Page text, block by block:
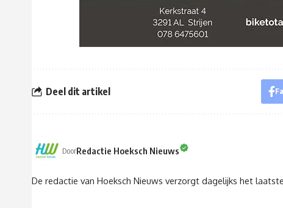
Deel dit artikel
DoorRedactie Hoeksch Nieuws
De redactie van Hoeksch Nieuws verzorgt dagelijks het